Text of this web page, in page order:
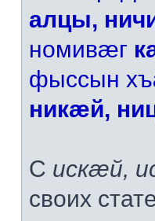
алцы,
номивæг
фыссын
никæй,
С искæй,
своих